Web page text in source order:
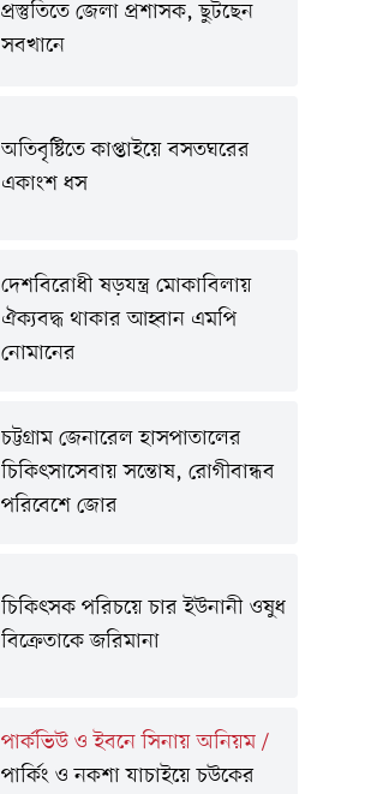
প্রস্তুতিতে জেলা প্রশাসক, ছুটছেন
সবখানে
অতিবৃষ্টিতে কাপ্তাইয়ে বসতঘরের
একাংশ ধস
দেশবিরোধী ষড়যন্ত্র মোকাবিলায়
ঐক্যবদ্ধ থাকার আহ্বান এমপি
নোমানের
চট্টগ্রাম জেনারেল হাসপাতালের
চিকিৎসাসেবায় সন্তোষ, রোগীবান্ধব
পরিবেশে জোর
চিকিৎসক পরিচয়ে চার ইউনানী ওষুধ
বিক্রেতাকে জরিমানা
পার্কভিউ ও ইবনে সিনায় অনিয়ম/
পার্কিং ও নকশা যাচাইয়ে চউকের